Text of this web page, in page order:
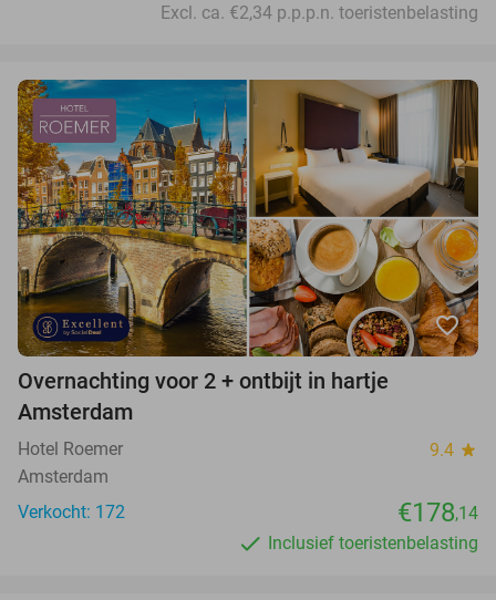
Excl. ca. €2,34 p.p.p.n. toeristenbelasting
favorite_border
Overnachting voor 2 + ontbijt in hartje
Amsterdam
Hotel Roemer 9.4 star
Amsterdam
Verkocht: 172
€178,14
Inclusief toeristenbelasting